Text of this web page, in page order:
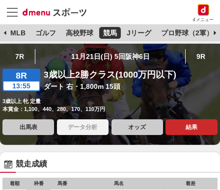
dメニュー
MLB ゴルフ 高校野球 競馬 Jリーグ プロ野球（2軍）
7R 11月21日(日) 5回阪神6日 9R
8R
13:55
3歳以上2勝クラス(1000万円以下)
ダート 右・1,800m 15頭
3歳以上 牝 定量
本賞金：1,100、440、280、170、110万円
出馬表 データ分析 オッズ 結果
競走成績
着順 枠番 馬番 馬名 着差